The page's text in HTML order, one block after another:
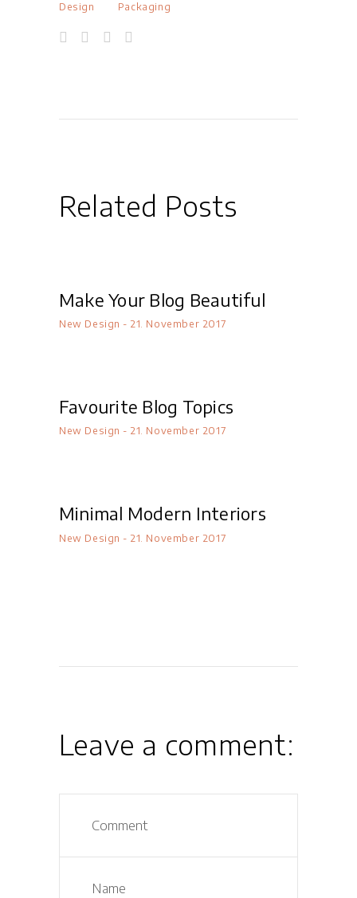
Design Packaging
Related Posts
Make Your Blog Beautiful
New Design 21. November 2017
Favourite Blog Topics
New Design 21. November 2017
Minimal Modern Interiors
New Design 21. November 2017
Leave a comment: